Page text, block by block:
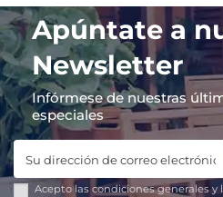
Apúntate a
Newsletter
Infórmese de nuestras
especiales
Acepto las condiciones generales y